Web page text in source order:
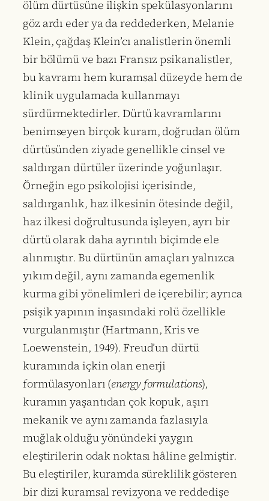
ölüm dürtüsüne ilişkin spekülasyonlarını
göz ardı eder ya da reddederken, Melanie
Klein, çağdaş Klein’cı analistlerin önemli
bir bölümü ve bazı Fransız psikanalistler,
bu kavramı hem kuramsal düzeyde hem de
klinik uygulamada kullanmayı
sürdürmektedirler. Dürtü kavramlarını
benimseyen birçok kuram, doğrudan ölüm
dürtüsünden ziyade genellikle cinsel ve
saldırgan dürtüler üzerinde yoğunlaşır.
Örneğin ego psikolojisi içerisinde,
saldırganlık, haz ilkesinin ötesinde değil,
haz ilkesi doğrultusunda işleyen, ayrı bir
dürtü olarak daha ayrıntılı biçimde ele
alınmıştır. Bu dürtünün amaçları yalnızca
yıkım değil, aynı zamanda egemenlik
kurma gibi yönelimleri de içerebilir; ayrıca
psişik yapının inşasındaki rolü özellikle
vurgulanmıştır (Hartmann, Kris ve
Loewenstein, 1949). Freud’un dürtü
kuramında içkin olan enerji
formülasyonları (energy formulations),
kuramın yaşantıdan çok kopuk, aşırı
mekanik ve aynı zamanda fazlasıyla
muğlak olduğu yönündeki yaygın
eleştirilerin odak noktası hâline gelmiştir.
Bu eleştiriler, kuramda süreklilik gösteren
bir dizi kuramsal revizyona ve reddedişe